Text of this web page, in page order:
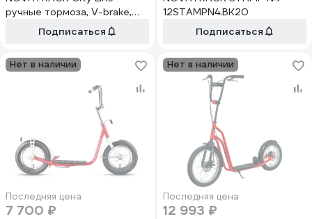
ручные тормоза, V-brake,
16STAMPN1CL.BK20
Подписаться
12STAMPN4.BK20
Подписаться
Нет в наличии
Последняя цена
7 700 ₽
Нет в наличии
Последняя цена
12 993 ₽